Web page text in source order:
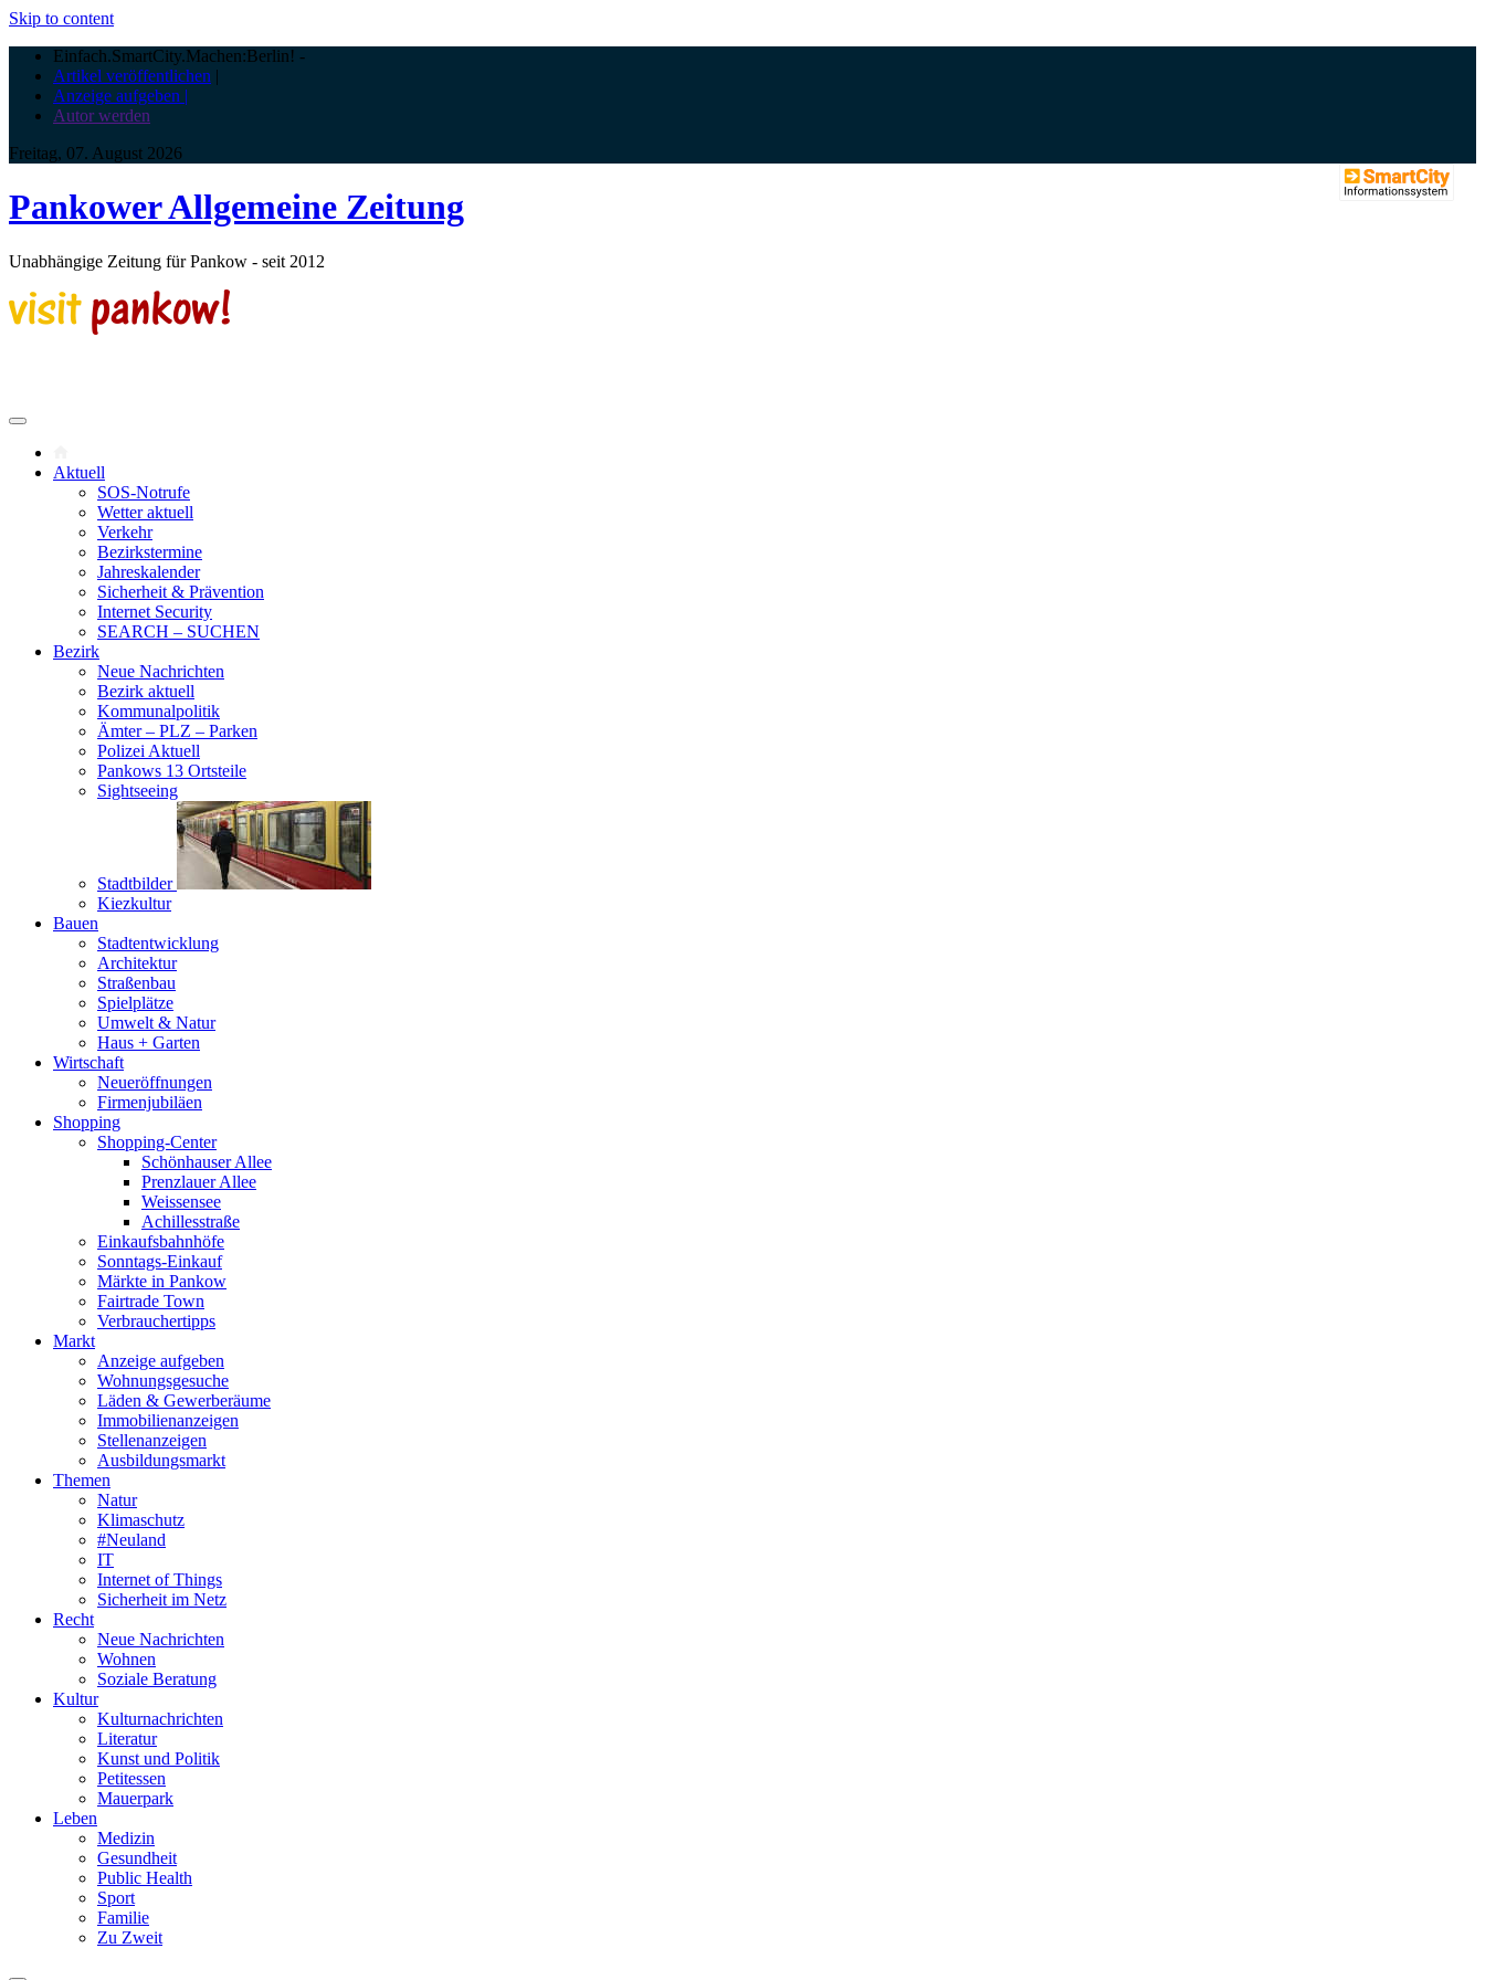
Skip to content
Einfach.SmartCity.Machen:Berlin! -
Artikel veröffentlichen |
Anzeige aufgeben |
Autor werden
Freitag, 07. August 2026
Pankower Allgemeine Zeitung
Unabhängige Zeitung für Pankow - seit 2012
Aktuell
SOS-Notrufe
Wetter aktuell
Verkehr
Bezirkstermine
Jahreskalender
Sicherheit & Prävention
Internet Security
SEARCH – SUCHEN
Bezirk
Neue Nachrichten
Bezirk aktuell
Kommunalpolitik
Ämter – PLZ – Parken
Polizei Aktuell
Pankows 13 Ortsteile
Sightseeing
Stadtbilder
Kiezkultur
Bauen
Stadtentwicklung
Architektur
Straßenbau
Spielplätze
Umwelt & Natur
Haus + Garten
Wirtschaft
Neueröffnungen
Firmenjubiläen
Shopping
Shopping-Center
Schönhauser Allee
Prenzlauer Allee
Weissensee
Achillesstraße
Einkaufsbahnhöfe
Sonntags-Einkauf
Märkte in Pankow
Fairtrade Town
Verbrauchertipps
Markt
Anzeige aufgeben
Wohnungsgesuche
Läden & Gewerberäume
Immobilienanzeigen
Stellenanzeigen
Ausbildungsmarkt
Themen
Natur
Klimaschutz
#Neuland
IT
Internet of Things
Sicherheit im Netz
Recht
Neue Nachrichten
Wohnen
Soziale Beratung
Kultur
Kulturnachrichten
Literatur
Kunst und Politik
Petitessen
Mauerpark
Leben
Medizin
Gesundheit
Public Health
Sport
Familie
Zu Zweit